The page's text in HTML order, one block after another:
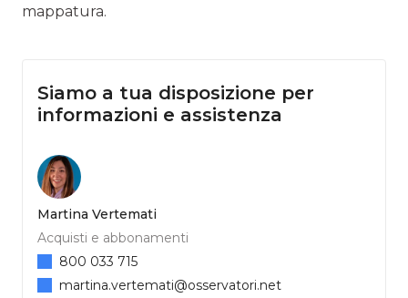
mappatura.
Siamo a tua disposizione per
informazioni e assistenza
Martina Vertemati
Acquisti e abbonamenti
800 033 715
martina.vertemati@osservatori.net